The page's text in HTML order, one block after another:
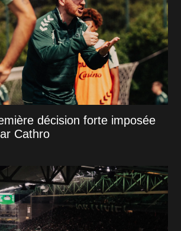
décision forte imposée
Cathro